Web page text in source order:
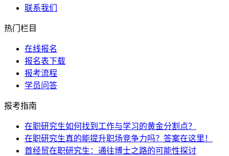
联系我们
热门栏目
在线报名
报名表下载
报考流程
学员问答
报考指南
在职研究生如何找到工作与学习的黄金分割点？
在职研究生真的能提升职场竞争力吗？答案在这里！
首经贸在职研究生：通往博士之路的可能性探讨